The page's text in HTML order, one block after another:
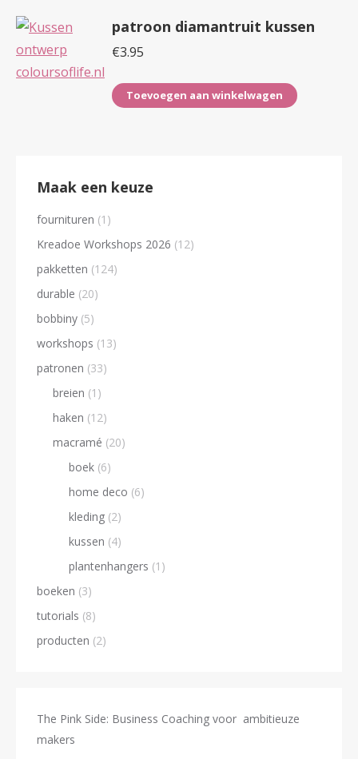
patroon diamantruit kussen
€3.95
Toevoegen aan winkelwagen
Maak een keuze
fournituren (1)
Kreadoe Workshops 2026 (12)
pakketten (124)
durable (20)
bobbiny (5)
workshops (13)
patronen (33)
breien (1)
haken (12)
macramé (20)
boek (6)
home deco (6)
kleding (2)
kussen (4)
plantenhangers (1)
boeken (3)
tutorials (8)
producten (2)
The Pink Side: Business Coaching voor ambitieuze
makers